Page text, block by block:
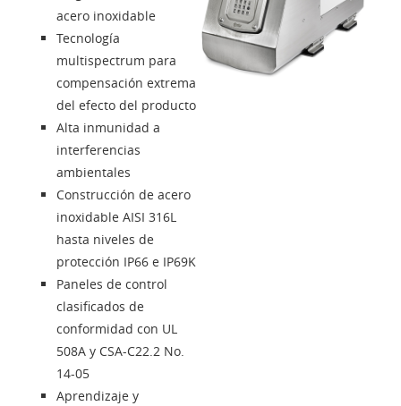
Solution Designer
Login
Distribuidores
Lengua
acero inoxidable
Tecnología
multispectrum para
compensación extrema
del efecto del producto
Alta inmunidad a
interferencias
ambientales
Construcción de acero
inoxidable AISI 316L
hasta niveles de
protección IP66 e IP69K
Paneles de control
clasificados de
conformidad con UL
508A y CSA-C22.2 No.
14-05
Aprendizaje y